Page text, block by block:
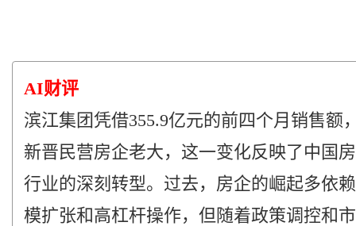
AI财评
滨江集团凭借355.9亿元的前四个月销售额
新晋民营房企老大，这一变化反映了中国
行业的深刻转型。过去，房企的崛起多依
模扩张和高杠杆操作，但随着政策调控和